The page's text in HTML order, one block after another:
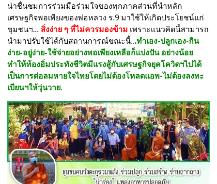
น่าชื่นชมการร่วมมือร่วมใจของทุกภาคส่วนที่นำหลัก
เศรษฐกิจพอเพียงของพ่อหลวง ร.9 มาใช้ให้เกิดประโยชน์แก่
ชุมชนฯ... สิ่งง่าย ๆ ที่ไม่ควรมองข้าม เพราะแนวคิดนี้สามารถ
นำมาปรับใช้ได้กับสถานการณ์ขณะนี้...ทำเอง-ปลูกเอง-กิน
ง่าย-อยู่ง่าย-ใช้จ่ายอย่างพอเพียงเหลือก็แบ่งปัน อย่างน้อย
ทำให้ท้องอิ่มประทังชีวิตมีแรงสู้กับเศรษฐกิจยุคโควิดฯไปได้
เป็นการต่อลมหายใจไทยโดยไม่ต้องโหลดแอพ-ไม่ต้องลงทะ
เบียนฯให้วุ่นวาย.